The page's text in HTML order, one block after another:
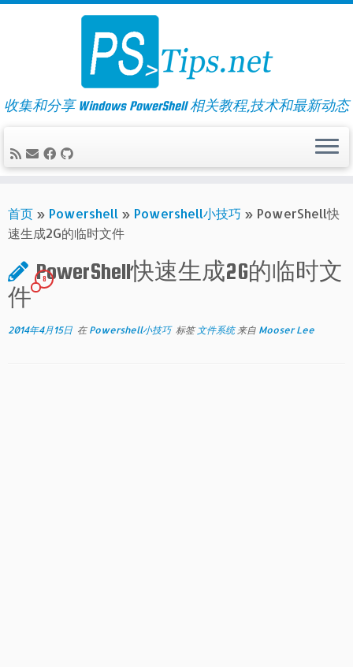
Skip
收集和分享 Windows PowerShell 相关教程,技术和最新动态
首页 » Powershell » Powershell小技巧 » PowerShell快
速生成2G的临时文件
PowerShell快速生成2G的临时文
件
8
2014年4月15日 在 Powershell小技巧 标签 文件系统 来自 Mooser Lee